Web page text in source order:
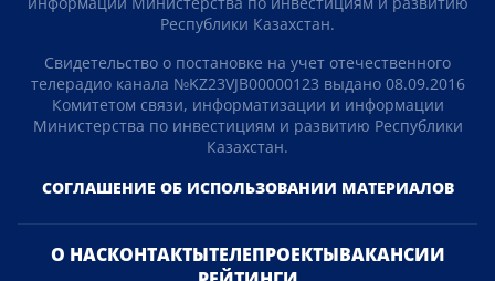
Республики Казахстан.
Свидетельство о постановке на учет отечественного
телерадио канала №KZ23VJB00000123 выдано 08.09.2016
Комитетом связи, информатизации и информации
Министерства по инвестициям и развитию Республики
Казахстан.
СОГЛАШЕНИЕ ОБ ИСПОЛЬЗОВАНИИ МАТЕРИАЛОВ
О НАСКОНТАКТЫТЕЛЕПРОЕКТЫВАКАНСИИ